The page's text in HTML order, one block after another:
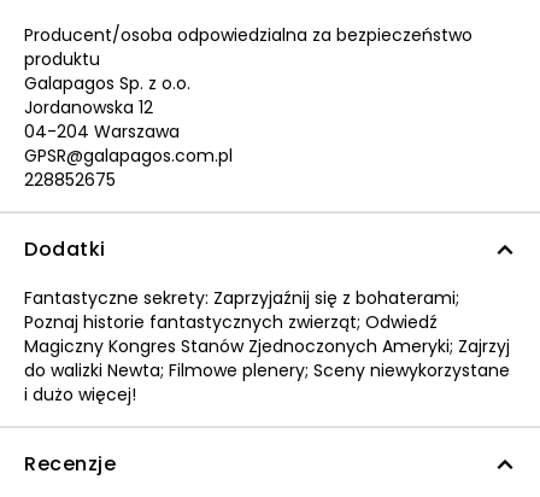
Producent/osoba odpowiedzialna za bezpieczeństwo
produktu
Galapagos Sp. z o.o.
Jordanowska 12
04-204 Warszawa
GPSR@galapagos.com.pl
228852675
Dodatki
Fantastyczne sekrety: Zaprzyjaźnij się z bohaterami;
Poznaj historie fantastycznych zwierząt; Odwiedź
Magiczny Kongres Stanów Zjednoczonych Ameryki; Zajrzyj
do walizki Newta; Filmowe plenery; Sceny niewykorzystane
i dużo więcej!
Recenzje